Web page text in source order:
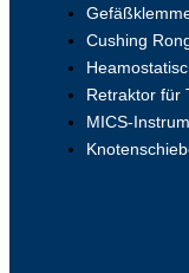
Cushing
Retraktor für
MICS-